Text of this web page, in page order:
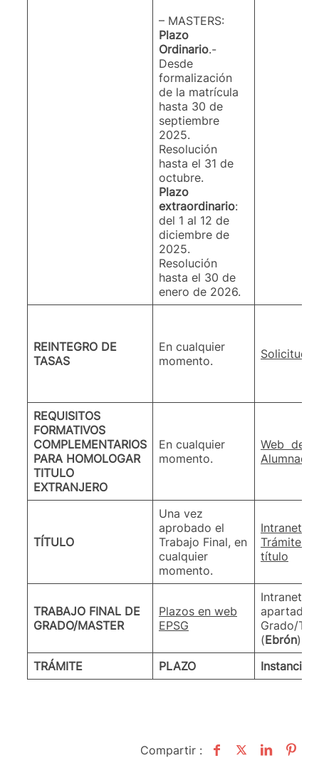
– MASTERS:
Plazo
Ordinario.-
Desde
formalización
de la matrícula
hasta 30 de
septiembre
2025.
Resolución
hasta el 31 de
octubre.
Plazo
extraordinario:
del 1 al 12 de
diciembre de
2025.
Resolución
hasta el 30 de
enero de 2026.
REINTEGRO DE
TASAS
En cualquier
momento.
Solicitud
REQUISITOS
FORMATIVOS
COMPLEMENTARIOS
PARA HOMOLOGAR
TITULO
EXTRANJERO
En cualquier
momento.
Web del
Alumnado
TÍTULO
Una vez
aprobado el
Trabajo Final, en
cualquier
momento.
Intranet
Trámites
título
TRABAJO FINAL DE
GRADO/MASTER
Plazos en web
EPSG
Intranet
apartado
Grado/
(Ebrón)
TRÁMITE
PLAZO Instancia
Compartir :